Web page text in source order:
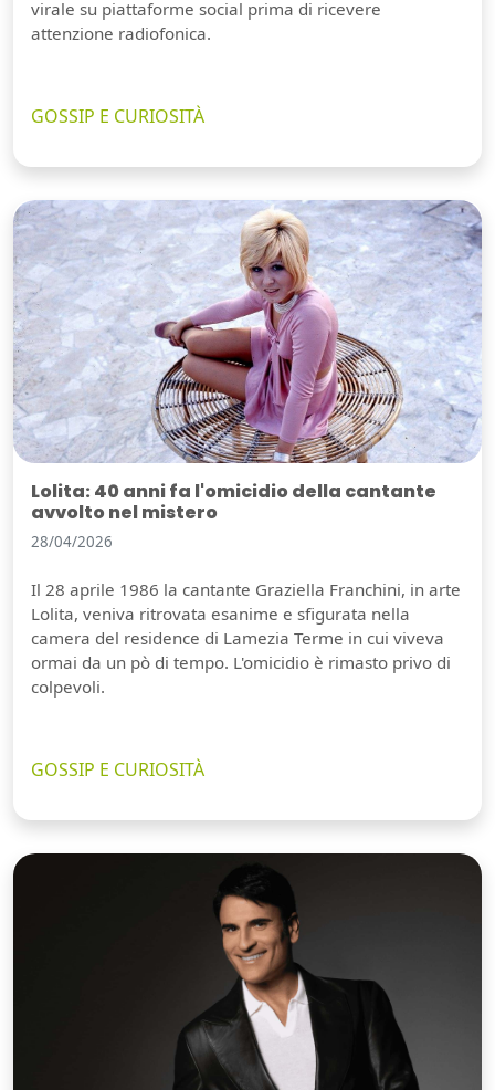
virale su piattaforme social prima di ricevere
attenzione radiofonica.
GOSSIP E CURIOSITÀ
Lolita: 40 anni fa l'omicidio della cantante
avvolto nel mistero
28/04/2026
Il 28 aprile 1986 la cantante Graziella Franchini, in arte
Lolita, veniva ritrovata esanime e sfigurata nella
camera del residence di Lamezia Terme in cui viveva
ormai da un pò di tempo. L'omicidio è rimasto privo di
colpevoli.
GOSSIP E CURIOSITÀ